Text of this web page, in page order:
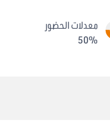
معدلات الحضور
50%